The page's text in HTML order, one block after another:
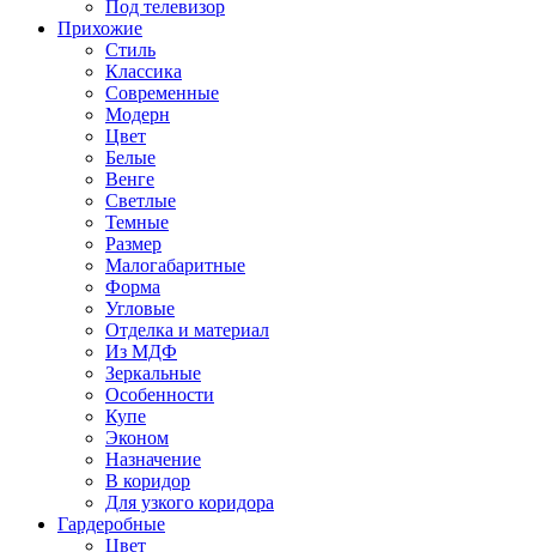
Под телевизор
Прихожие
Стиль
Классика
Современные
Модерн
Цвет
Белые
Венге
Светлые
Темные
Размер
Малогабаритные
Форма
Угловые
Отделка и материал
Из МДФ
Зеркальные
Особенности
Купе
Эконом
Назначение
В коридор
Для узкого коридора
Гардеробные
Цвет